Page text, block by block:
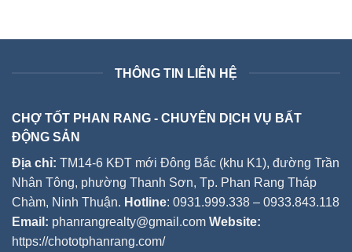
THÔNG TIN LIÊN HỆ
CHỢ TỐT PHAN RANG - CHUYÊN DỊCH VỤ BẤT
ĐỘNG SẢN
Địa chỉ: TM14-6 KĐT mới Đông Bắc (khu K1), đường Trần
Nhân Tông, phường Thanh Sơn, Tp. Phan Rang Tháp
Chàm, Ninh Thuận. Hotline: 0931.999.338 – 0933.843.118
Email: phanrangrealty@gmail.com Website:
https://chototphanrang.com/